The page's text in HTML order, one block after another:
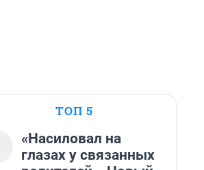
ТОП 5
«Насиловал на
глазах у связанных